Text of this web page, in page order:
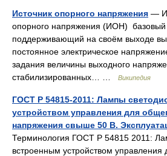
Источник опорного напряжения —
опорного напряжения (ИОН) базовый
поддерживающий на своём выходе
постоянное электрическое
задания величины выходного
стабилизированных… …
Википедия
ГОСТ Р 54815-2011: Лампы
устройством управления для
напряжения свыше 50 В.
Терминология ГОСТ Р 54815 2011:
встроенным устройством